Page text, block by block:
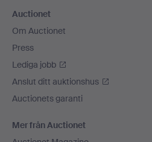
Auctionet
Om Auctionet
Press
Lediga jobb
Anslut ditt auktionshus
Auctionets garanti
Mer från Auctionet